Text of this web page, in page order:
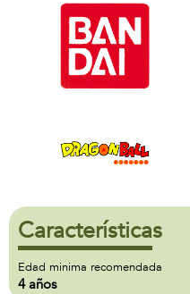
Características
Edad minima recomendada
4 años